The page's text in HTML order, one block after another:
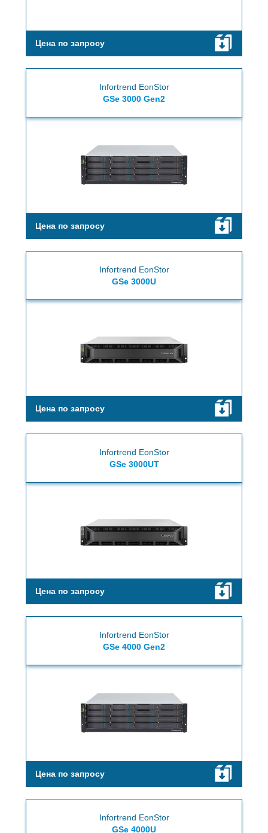
Цена по запросу
Infortrend EonStor
GSe 3000 Gen2
Цена по запросу
Infortrend EonStor
GSe 3000U
Цена по запросу
Infortrend EonStor
GSe 3000UT
Цена по запросу
Infortrend EonStor
GSe 4000 Gen2
Цена по запросу
Infortrend EonStor
GSe 4000U